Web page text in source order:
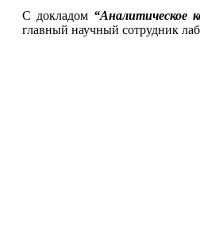
С докладом “Аналитическое
главный научный сотрудник